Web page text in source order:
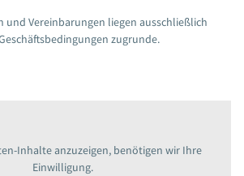
und Vereinbarungen liegen ausschließlich
zugrunde.
Inhalte anzuzeigen, benötigen wir Ihre
Einwilligung.